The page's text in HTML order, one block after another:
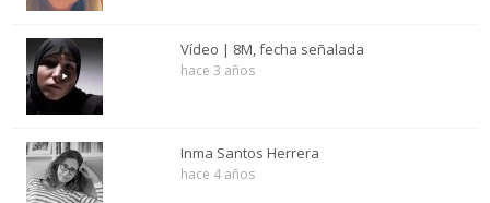
Vídeo | 8M, fecha señalada
hace 3 años
Inma Santos Herrera
hace 4 años